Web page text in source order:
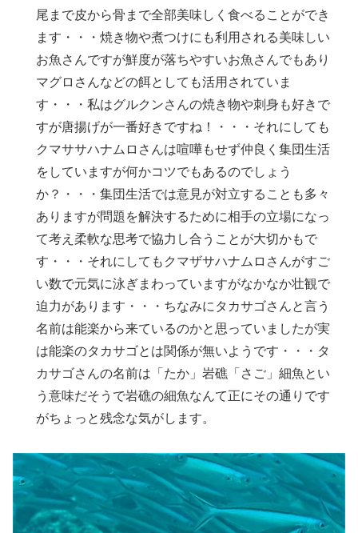
尾まで皮から骨まで全部美味しく食べることができ
ます・・・焼き物や煮つけにも利用される美味しい
お魚さんですが鮮度が落ちやすいお魚さんでもあり
マグロさんなどの餌としても活用されていま
す・・・私はグルクンさんの焼き物や刺身も好きで
すが唐揚げが一番好きですね！・・・それにしても
クマササハナムロさんは喧嘩もせず仲良く集団生活
をしていますが何かコツでもあるのでしょう
か？・・・集団生活では意見が対立することも多々
ありますが問題を解決するために相手の立場になっ
て考え柔軟な思考で協力し合うことが大切かもで
す・・・それにしてもクマザサハナムロさんがすご
い数で元気に泳ぎまわっていますがなかなか壮観で
迫力があります・・・ちなみにタカサゴさんと言う
名前は能楽から来ているのかと思っていましたが実
は能楽のタカサゴとは関係が無いようです・・・タ
カサゴさんの名前は「たか」岩礁「さご」細魚とい
う意味だそうで岩礁の細魚なんて正にその通りです
がちょっと残念な気がします。